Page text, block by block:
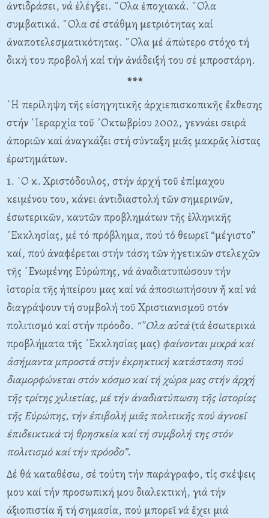
ἀντιδράσει, νά ἐλέγξει. ῞Ολα ἐποχιακά. ῞Ολα
συμβατικά. ῞Ολα σέ στάθμη μετριότητας καί
ἀναποτελεσματικότητας. ῞Ολα μέ ἀπώτερο στόχο τή
δική του προβολή καί τήν ἀνάδειξή του σέ μπροστάρη.
***
῾Η περίληψη τῆς εἰσηγητικῆς ἀρχιεπισκοπικῆς ἔκθεσης
στήν ῾Ιεραρχία τοῦ ᾿Οκτωβρίου 2002, γεννάει σειρά
ἀποριῶν καί ἀναγκάζει στή σύνταξη μιᾶς μακρᾶς λίστας
ἐρωτημάτων.
1. ῾Ο κ. Χριστόδουλος, στήν ἀρχή τοῦ ἐπίμαχου
κειμένου του, κάνει ἀντιδιαστολή τῶν σημερινῶν,
ἐσωτερικῶν, καυτῶν προβλημάτων τῆς ἑλληνικῆς
᾿Εκκλησίας, μέ τό πρόβλημα, πού τό θεωρεῖ “μέγιστο”
καί, πού ἀναφέρεται στήν τάση τῶν ἡγετικῶν στελεχῶν
τῆς ῾Ενωμένης Εὐρώπης, νά ἀναδιατυπώσουν τήν
ἱστορία τῆς ἠπείρου μας καί νά ἀποσιωπήσουν ἤ καί νά
διαγράψουν τή συμβολή τοῦ Χριστιανισμοῦ στόν
πολιτισμό καί στήν πρόοδο. “῞Ολα αὐτά(τά ἐσωτερικά
προβλήματα τῆς ᾿Εκκλησίας μας) φαίνονται μικρά καί
ἀσήμαντα μπροστά στήν ἐκρηκτική κατάσταση πού
διαμορφώνεται στόν κόσμο καί τή χώρα μας στήν ἀρχή
τῆς τρίτης χιλιετίας, μέ τήν ἀναδιατύπωση τῆς ἱστορίας
τῆς Εὐρώπης, τήν ἐπιβολή μιᾶς πολιτικῆς πού ἀγνοεῖ
ἐπιδεικτικά τή θρησκεία καί τή συμβολή της στόν
πολιτισμό καί τήν πρόοδο”.
Δέ θά καταθέσω, σέ τούτη τήν παράγραφο, τίς σκέψεις
μου καί τήν προσωπική μου διαλεκτική, γιά τήν
ἀξιοπιστία ἤ τή σημασία, πού μπορεῖ νά ἔχει μιά